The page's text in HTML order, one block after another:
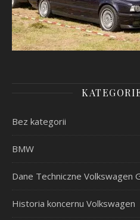
Bez kategorii
BMW
Dane Techniczne Volkswagen
Historia koncernu Volkswagen